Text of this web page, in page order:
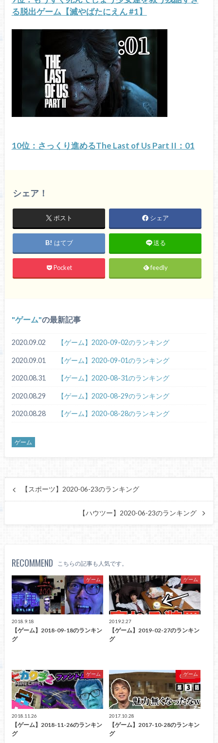
る脱出ゲーム【滅やばたにえん #1】
10位：さっくり進めるThe Last of Us Part II：01
シェア！
ポスト シェア
はてブ 送る
Pocket feedly
ゲーム の最新記事
2020.09.02 【ゲーム】2020-09-02のランキング
2020.09.01 【ゲーム】2020-09-01のランキング
2020.08.31 【ゲーム】2020-08-31のランキング
2020.08.29 【ゲーム】2020-08-29のランキング
2020.08.28 【ゲーム】2020-08-28のランキング
ゲーム
【スポーツ】2020-06-23のランキング
【ハウツー】2020-06-23のランキング
RECOMMEND こちらの記事も人気です。
ゲーム
2018.9.18
【ゲーム】2018-09-18のランキン
グ
ゲーム
2019.2.27
【ゲーム】2019-02-27のランキン
グ
ゲーム
2018.11.26
【ゲーム】2018-11-26のランキン
グ
ゲーム
2017.10.28
【ゲーム】2017-10-28のランキン
グ